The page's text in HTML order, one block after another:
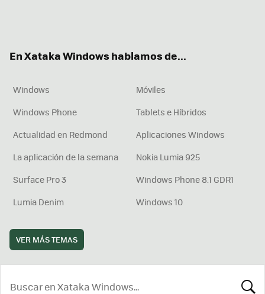
En Xataka Windows hablamos de...
Windows
Móviles
Windows Phone
Tablets e Híbridos
Actualidad en Redmond
Aplicaciones Windows
La aplicación de la semana
Nokia Lumia 925
Surface Pro 3
Windows Phone 8.1 GDR1
Lumia Denim
Windows 10
VER MÁS TEMAS